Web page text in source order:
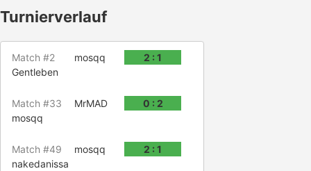
Turnierverlauf
Match #2 mosqq
2 : 1
Gentleben
Match #33 MrMAD
0 : 2
mosqq
Match #49 mosqq
2 : 1
nakedanissa